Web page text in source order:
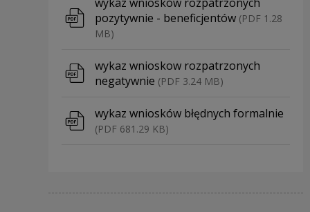
pozytywnie - beneficjentów (PDF 1.28
MB)
Pobierz plik
wykaz wnioskow rozpatrzonych
negatywnie (PDF 3.24 MB)
Pobierz plik
wykaz wniosków błędnych formalnie
(PDF 681.29 KB)